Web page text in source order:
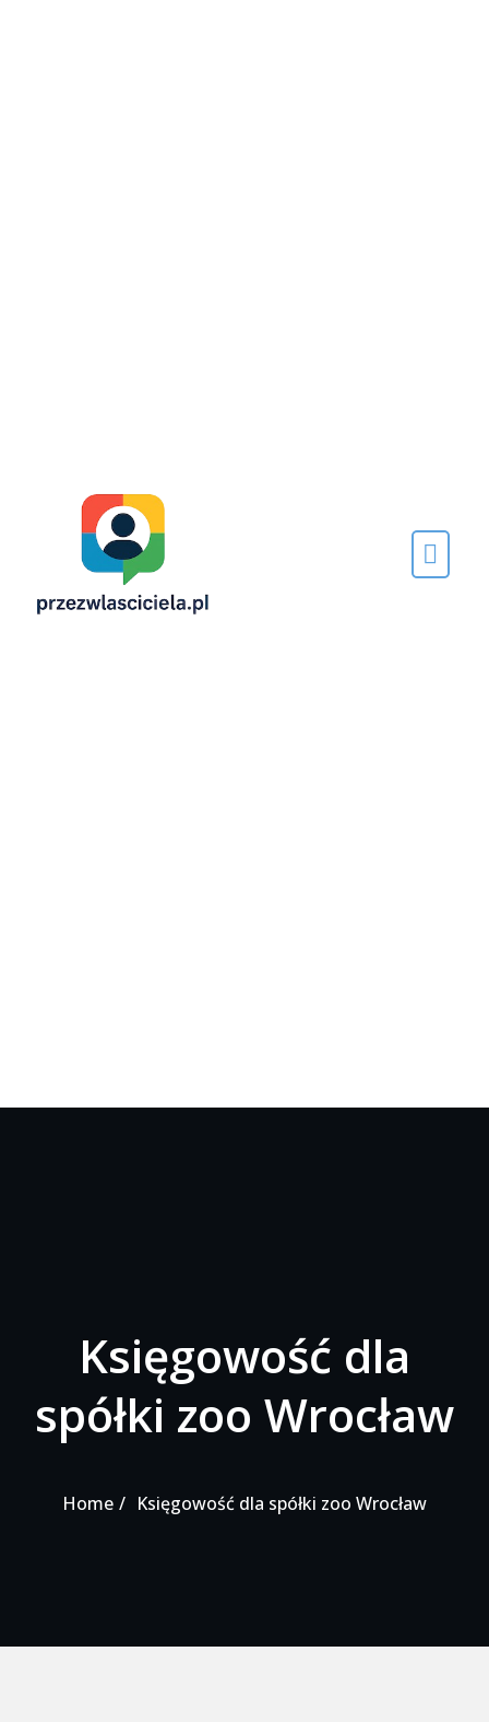
Księgowość dla
spółki zoo Wrocław
Home Księgowość dla spółki zoo Wrocław